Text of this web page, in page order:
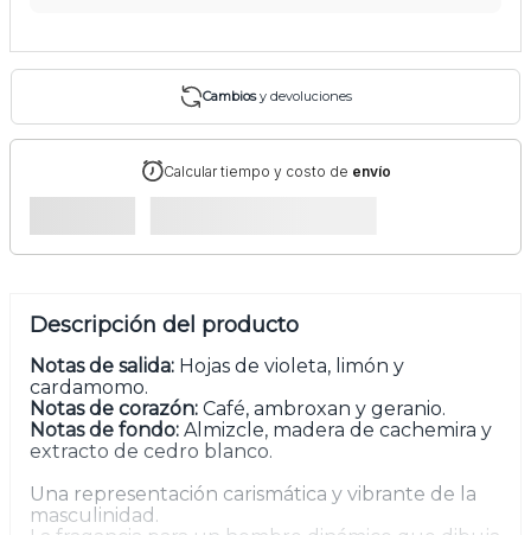
Cambiosy devoluciones
Calcular tiempo y costo de envío
Descripción del producto
Notas de salida: Hojas de violeta, limón y
cardamomo.
Notas de corazón: Café, ambroxan y geranio.
Notas de fondo: Almizcle, madera de cachemira y
extracto de cedro blanco.
Una representación carismática y vibrante de la
masculinidad.